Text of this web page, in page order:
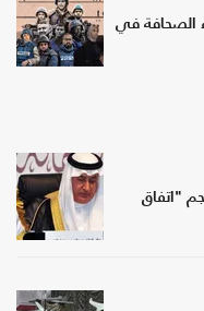
الصحافة في
"اتفاق